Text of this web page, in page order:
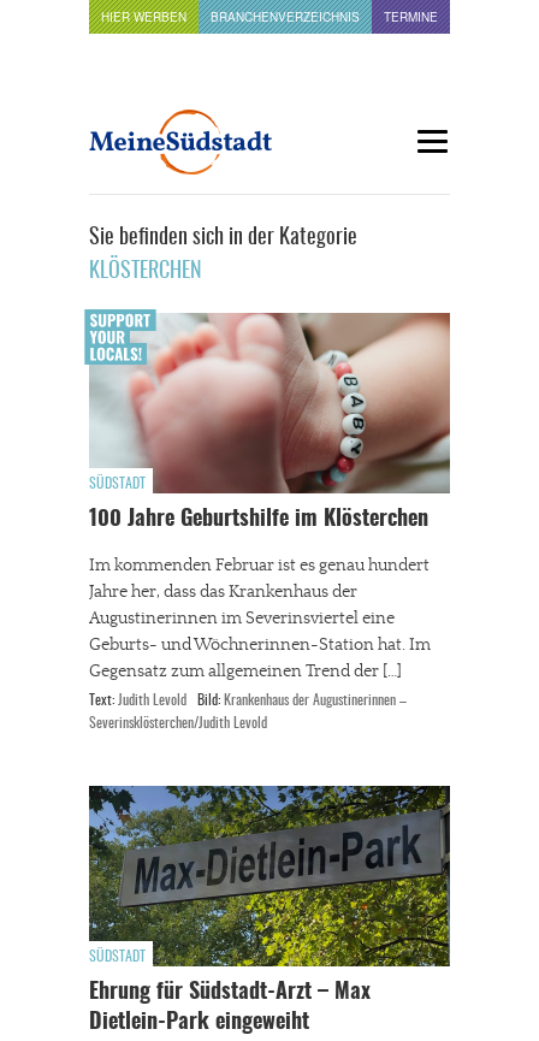
HIER WERBEN BRANCHENVERZEICHNIS TERMINE
Sie befinden sich in der Kategorie
KLÖSTERCHEN
SÜDSTADT
100 Jahre Geburtshilfe im Klösterchen
Im kommenden Februar ist es genau hundert
Jahre her, dass das Krankenhaus der
Augustinerinnen im Severinsviertel eine
Geburts- und Wöchnerinnen-Station hat. Im
Gegensatz zum allgemeinen Trend der […]
Text: Judith Levold Bild: Krankenhaus der Augustinerinnen –
Severinsklösterchen/Judith Levold
SÜDSTADT
Ehrung für Südstadt-Arzt – Max
Dietlein-Park eingeweiht